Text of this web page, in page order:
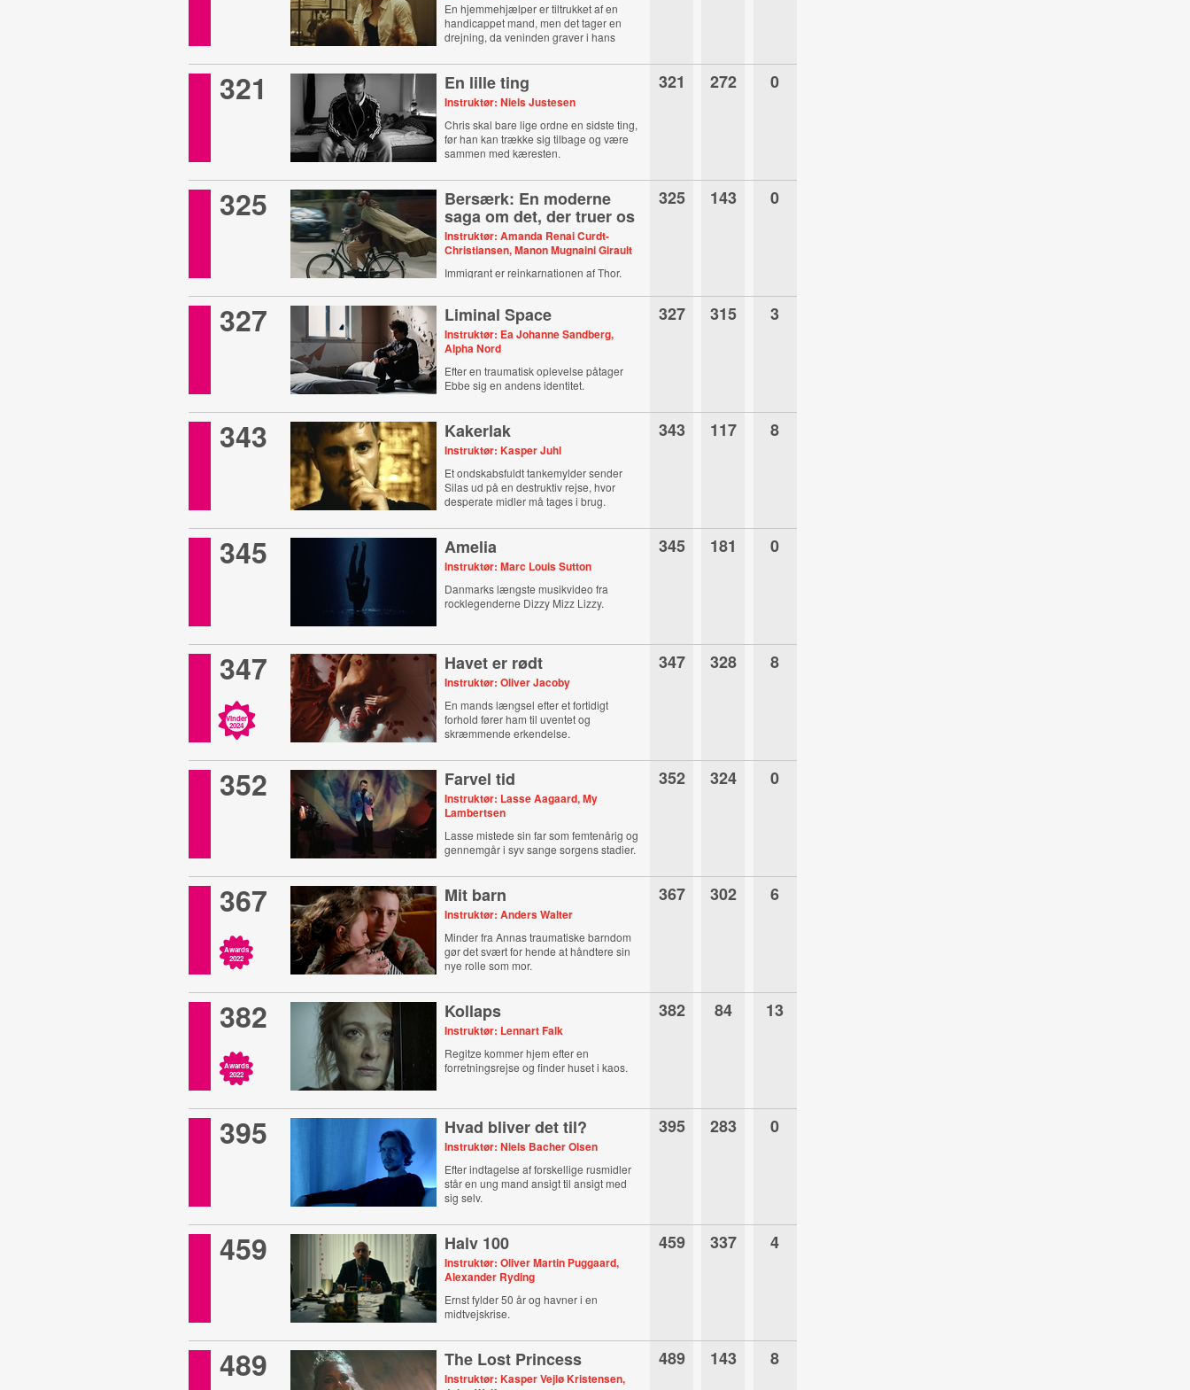
En hjemmehjælper er tiltrukket af en
handicappet mand, men det tager en
drejning, da veninden graver i hans
321 En lille ting
Instruktør: Niels Justesen
Chris skal bare lige ordne en sidste ting,
før han kan trække sig tilbage og være
sammen med kæresten.
321 272 0
325 Bersærk: En moderne
saga om det, der truer os
Instruktør: Amanda Renai Curdt-
Christiansen, Manon Mugnaini Girault
Immigrant er reinkarnationen af Thor.
325 143 0
327 Liminal Space
Instruktør: Ea Johanne Sandberg,
Alpha Nord
Efter en traumatisk oplevelse påtager
Ebbe sig en andens identitet.
327 315 3
343 Kakerlak
Instruktør: Kasper Juhl
Et ondskabsfuldt tankemylder sender
Silas ud på en destruktiv rejse, hvor
desperate midler må tages i brug.
343 117 8
345 Amelia
Instruktør: Marc Louis Sutton
Danmarks længste musikvideo fra
rocklegenderne Dizzy Mizz Lizzy.
345 181 0
347
Vinder
2024
Havet er rødt
Instruktør: Oliver Jacoby
En mands længsel efter et fortidigt
forhold fører ham til uventet og
skræmmende erkendelse.
347 328 8
352 Farvel tid
Instruktør: Lasse Aagaard, My
Lambertsen
Lasse mistede sin far som femtenårig og
gennemgår i syv sange sorgens stadier.
352 324 0
367
Awards
2022
Mit barn
Instruktør: Anders Walter
Minder fra Annas traumatiske barndom
gør det svært for hende at håndtere sin
nye rolle som mor.
367 302 6
382
Awards
2022
Kollaps
Instruktør: Lennart Falk
Regitze kommer hjem efter en
forretningsrejse og finder huset i kaos.
382 84 13
395 Hvad bliver det til?
Instruktør: Niels Bacher Olsen
Efter indtagelse af forskellige rusmidler
står en ung mand ansigt til ansigt med
sig selv.
395 283 0
459 Halv 100
Instruktør: Oliver Martin Puggaard,
Alexander Ryding
Ernst fylder 50 år og havner i en
midtvejskrise.
459 337 4
489 The Lost Princess
Instruktør: Kasper Vejlø Kristensen,
489 143 8